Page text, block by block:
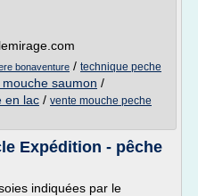
bonaventure / technique peche
saumon /
en lac / vente mouche peche
Expédition - pêche
indiquées par le